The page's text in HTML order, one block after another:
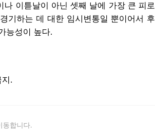
이튿날이 아닌 셋째 날에 가장 큰 피로
기하는 데 대한 임시변통일 뿐이어서 후
능성이 높다.
.
동합니다.